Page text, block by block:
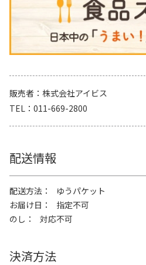
販売者
株式会社アイビス
TEL
011-669-2800
配送情報
配送方法
ゆうパケット
お届け日
指定不可
のし
対応不可
決済方法